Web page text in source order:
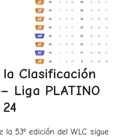
Clasificación
Liga PLATINO
la 53ª edición del WLC sigue